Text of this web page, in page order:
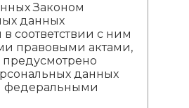
Законом
данных
соответствии с ним
правовыми актами,
данных
федеральными